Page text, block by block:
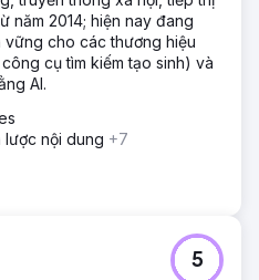
đương với đối thủ cạnh
trang dịch vụ và điều đó
khá tốt!
mẽ, tên miền này đã
đang cạnh tranh sòng
mặt họ ở một thành phố
thân xe ô tô số 1. Lượt
+417% - tất cả chỉ trong 90
năm 2014; hiện nay đang
cho các thương hiệu
cụ tìm kiếm tạo sinh) và
AI.
lược nội dung +7
5